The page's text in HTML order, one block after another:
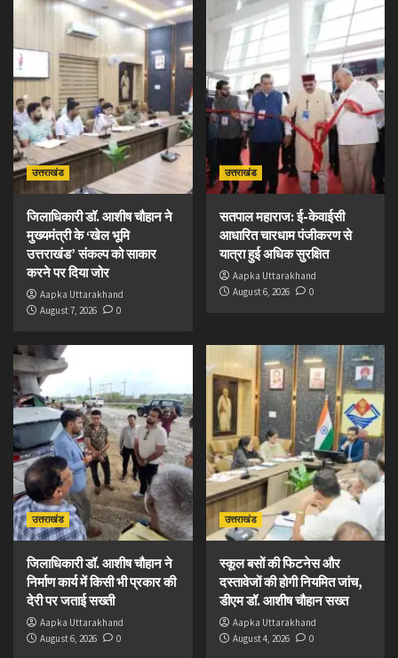
उत्तराखंड
जिलाधिकारी डॉ. आशीष चौहान ने
मुख्यमंत्री के ‘खेल भूमि
उत्तराखंड’ संकल्प को साकार
करने पर दिया जोर
Aapka Uttarakhand
August 7, 2026
0
उत्तराखंड
सतपाल महाराज: ई-केवाईसी
आधारित चारधाम पंजीकरण से
यात्रा हुई अधिक सुरक्षित
Aapka Uttarakhand
August 6, 2026
0
उत्तराखंड
जिलाधिकारी डॉ. आशीष चौहान ने
निर्माण कार्य में किसी भी प्रकार की
देरी पर जताई सख्ती
Aapka Uttarakhand
August 6, 2026
0
उत्तराखंड
स्कूल बसों की फिटनेस और
दस्तावेजों की होगी नियमित जांच,
डीएम डॉ. आशीष चौहान सख्त
Aapka Uttarakhand
August 4, 2026
0